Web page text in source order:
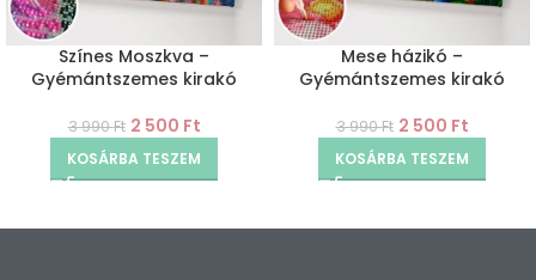
Színes Moszkva –
Gyémántszemes kirakó
3 990Ft 2 500 Ft
KOSÁRBA TESZEM
Mese házikó –
Gyémántszemes kirakó
3 990Ft 2 500 Ft
KOSÁRBA TESZEM